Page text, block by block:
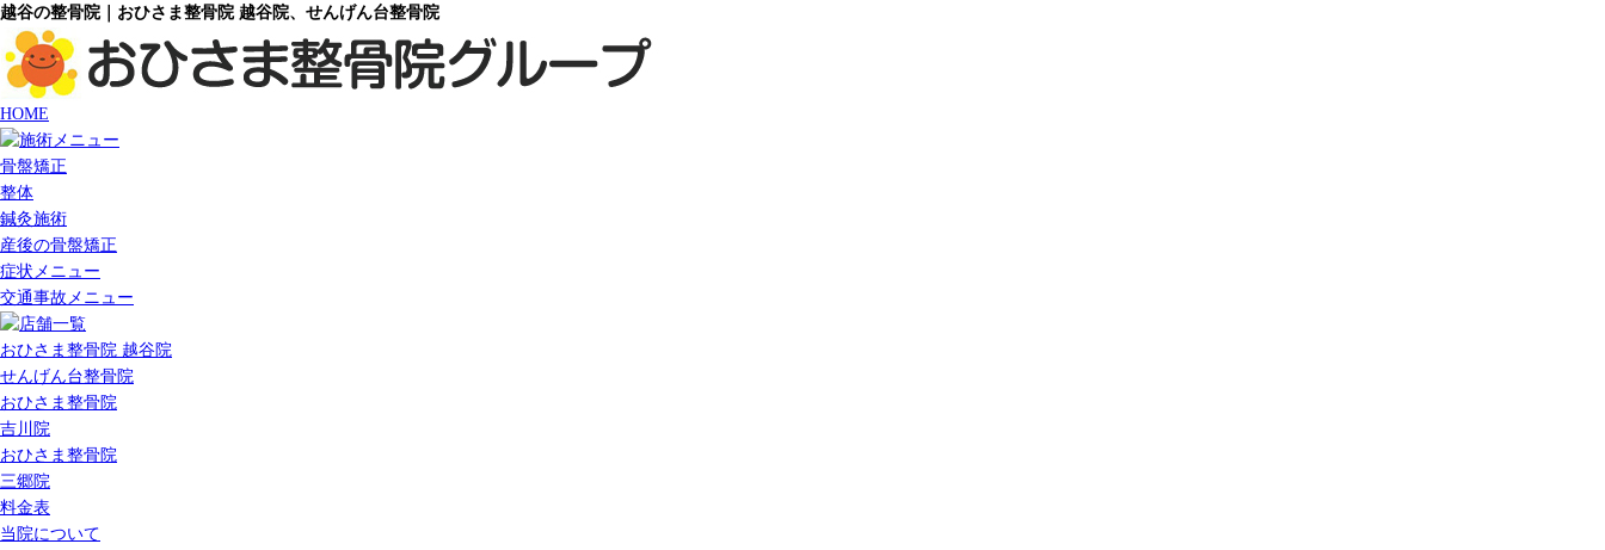
越谷の整骨院｜おひさま整骨院 越谷院、せんげん台整骨院
HOME
骨盤矯正
整体
鍼灸施術
産後の骨盤矯正
症状メニュー
交通事故メニュー
おひさま整骨院 越谷院
せんげん台整骨院
おひさま整骨院
吉川院
おひさま整骨院
三郷院
料金表
当院について